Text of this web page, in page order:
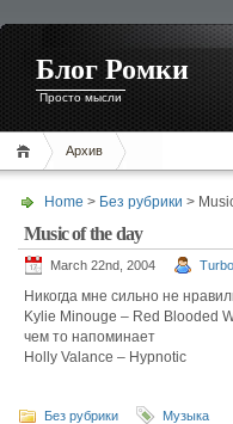
Блог Ромки
Просто мысли
Архив
Home > Без рубрики >
Music of the day
March 22nd, 2004 Turbo
Никогда мне сильно не
Kylie Minouge – Red Blooded
чем то напоминает
Holly Valance – Hypnotic
Без рубрики Музыка